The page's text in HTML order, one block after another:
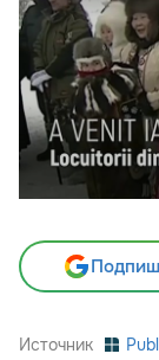
Источник